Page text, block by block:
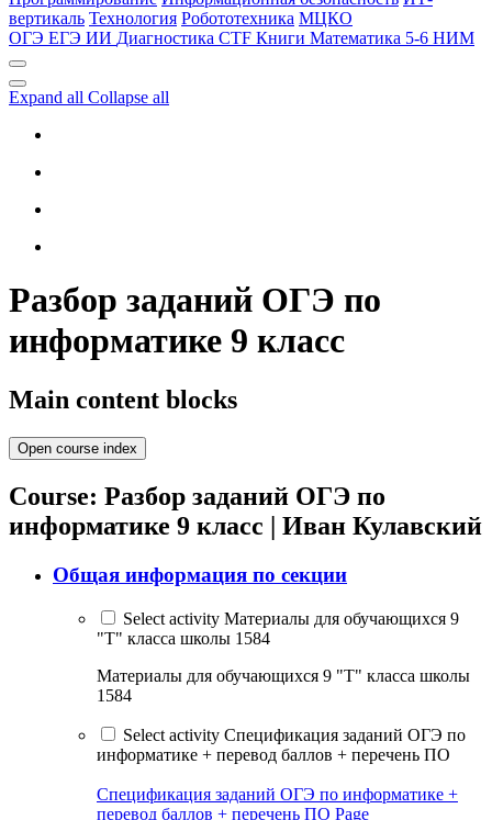
вертикаль Технология Робототехника МЦКО
ОГЭ ЕГЭ ИИ Диагностика CTF Книги Математика 5-6 НИМ
Expand all Collapse all
Разбор заданий ОГЭ по
информатике 9 класс
Main content blocks
Open course index
Course: Разбор заданий ОГЭ по
информатике 9 класс | Иван Кулавский
Общая информация по секции
Select activity Материалы для обучающихся 9
"Т" класса школы 1584
Материалы для обучающихся 9 "Т" класса школы
1584
Select activity Спецификация заданий ОГЭ по
информатике + перевод баллов + перечень ПО
Спецификация заданий ОГЭ по информатике +
перевод баллов + перечень ПО Page